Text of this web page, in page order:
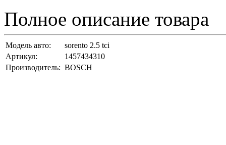
Полное описание товара
Модель авто:
sorento 2.5 tci
Артикул:
1457434310
Производитель: BOSCH